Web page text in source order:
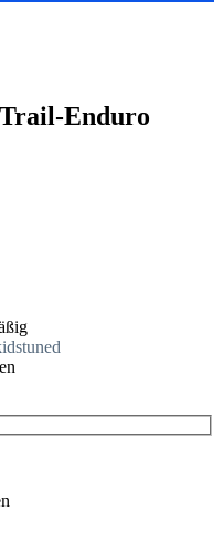
Enduro